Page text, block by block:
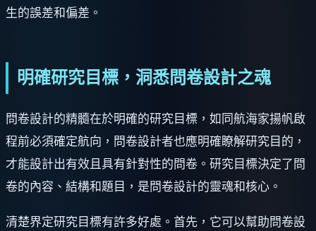
生的誤差和偏差。
明確研究目標，洞悉問卷設計之魂
問卷設計的精髓在於明確的研究目標，如同航海家揚帆啟
程前必須確定航向，問卷設計者也應明確瞭解研究目的，
才能設計出有效且具有針對性的問卷。研究目標決定了問
卷的內容、結構和題目，是問卷設計的靈魂和核心。
清楚界定研究目標有許多好處。首先，它可以幫助問卷設